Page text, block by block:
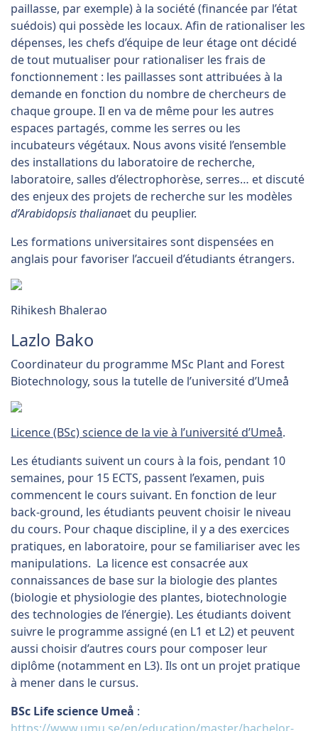
paillasse, par exemple) à la société (financée par l’état
suédois) qui possède les locaux. Afin de rationaliser les
dépenses, les chefs d’équipe de leur étage ont décidé
de tout mutualiser pour rationaliser les frais de
fonctionnement : les paillasses sont attribuées à la
demande en fonction du nombre de chercheurs de
chaque groupe. Il en va de même pour les autres
espaces partagés, comme les serres ou les
incubateurs végétaux. Nous avons visité l’ensemble
des installations du laboratoire de recherche,
laboratoire, salles d’électrophorèse, serres… et discuté
des enjeux des projets de recherche sur les modèles
d’Arabidopsis thalianaet du peuplier.
Les formations universitaires sont dispensées en
anglais pour favoriser l’accueil d’étudiants étrangers.
Rihikesh Bhalerao
Lazlo Bako
Coordinateur du programme MSc Plant and Forest
Biotechnology, sous la tutelle de l’université d’Umeå
Licence (BSc) science de la vie à l’université d’Umeå.
Les étudiants suivent un cours à la fois, pendant 10
semaines, pour 15 ECTS, passent l’examen, puis
commencent le cours suivant. En fonction de leur
back-ground, les étudiants peuvent choisir le niveau
du cours. Pour chaque discipline, il y a des exercices
pratiques, en laboratoire, pour se familiariser avec les
manipulations. La licence est consacrée aux
connaissances de base sur la biologie des plantes
(biologie et physiologie des plantes, biotechnologie
des technologies de l’énergie). Les étudiants doivent
suivre le programme assigné (en L1 et L2) et peuvent
aussi choisir d’autres cours pour composer leur
diplôme (notamment en L3). Ils ont un projet pratique
à mener dans le cursus.
BSc Life science Umeå :